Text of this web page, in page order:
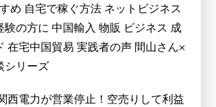
め 自宅で稼ぐ方法 ネットビジネス
験の方に 中国輸入 物販 ビジネス 成
在宅中国貿易 実践者の声 間山さん×
シリーズ
西電力が営業停止！空売りして利益